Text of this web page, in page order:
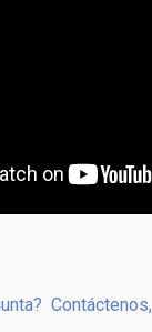
Contáctenos,